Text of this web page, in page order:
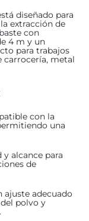
diseñado para
extracción de
con
4 m y un
para trabajos
carrocería, metal
con la
una
alcance para
de
ajuste adecuado
polvo y